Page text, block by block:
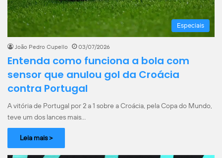
Especiais
João Pedro Cupello 03/07/2026
Entenda como funciona a bola com
sensor que anulou gol da Croácia
contra Portugal
A vitória de Portugal por 2 a 1 sobre a Croácia, pela Copa do Mundo,
teve um dos lances mais…
Leia mais >